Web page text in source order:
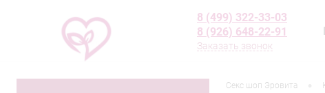
8 (499) 322-33-03
8 (926) 648-22-91
Заказать звонок
Секс шоп Эровита